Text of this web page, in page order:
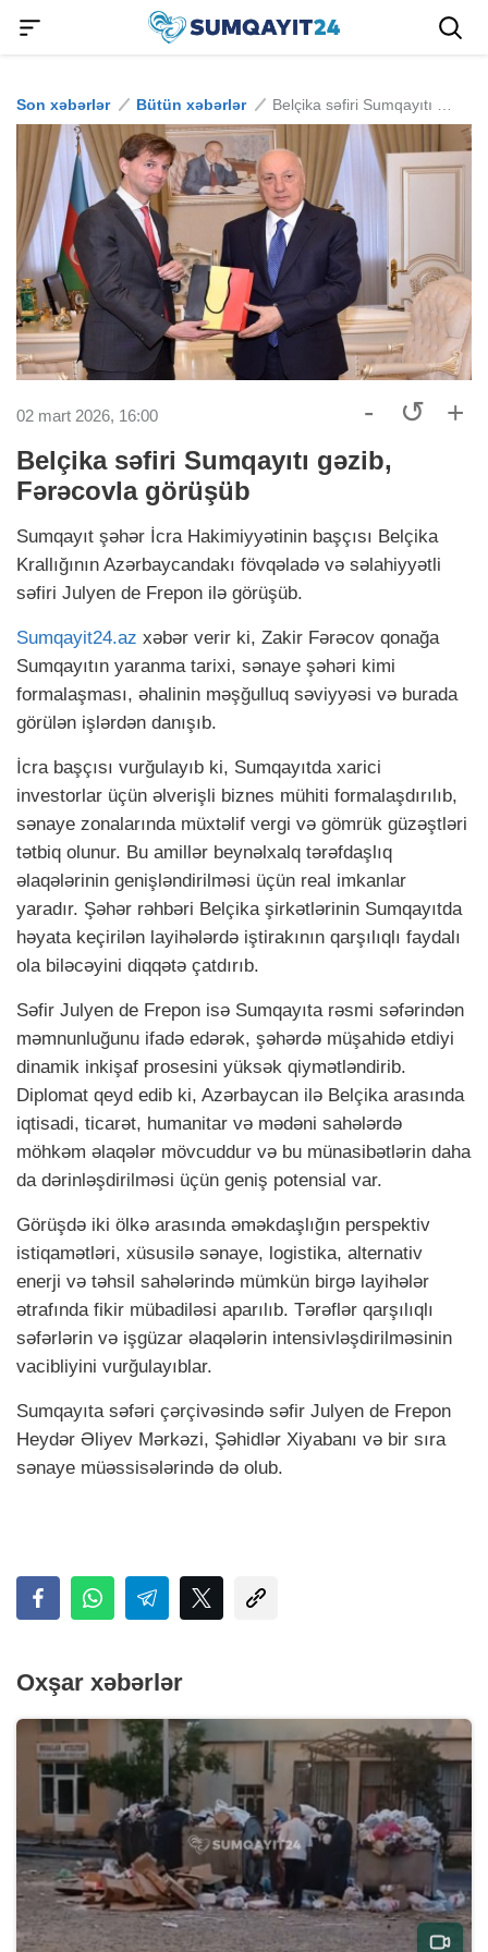
Son xəbərlər Bütün xəbərlər
02 mart 2026, 16:00 - ↺ +
Belçika səfiri Sumqayıtı gəzib,
Fərəcovla görüşüb
Sumqayıt şəhər İcra Hakimiyyətinin başçısı Belçika
Krallığının Azərbaycandakı fövqəladə və səlahiyyətli
səfiri Julyen de Frepon ilə görüşüb.
Sumqayit24.az xəbər verir ki, Zakir Fərəcov qonağa
Sumqayıtın yaranma tarixi, sənaye şəhəri kimi
formalaşması, əhalinin məşğulluq səviyyəsi və burada
görülən işlərdən danışıb.
İcra başçısı vurğulayıb ki, Sumqayıtda xarici
investorlar üçün əlverişli biznes mühiti formalaşdırılıb,
sənaye zonalarında müxtəlif vergi və gömrük güzəştləri
tətbiq olunur. Bu amillər beynəlxalq tərəfdaşlıq
əlaqələrinin genişləndirilməsi üçün real imkanlar
yaradır. Şəhər rəhbəri Belçika şirkətlərinin Sumqayıtda
həyata keçirilən layihələrdə iştirakının qarşılıqlı faydalı
ola biləcəyini diqqətə çatdırıb.
Səfir Julyen de Frepon isə Sumqayıta rəsmi səfərindən
məmnunluğunu ifadə edərək, şəhərdə müşahidə etdiyi
dinamik inkişaf prosesini yüksək qiymətləndirib.
Diplomat qeyd edib ki, Azərbaycan ilə Belçika arasında
iqtisadi, ticarət, humanitar və mədəni sahələrdə
möhkəm əlaqələr mövcuddur və bu münasibətlərin daha
da dərinləşdirilməsi üçün geniş potensial var.
Görüşdə iki ölkə arasında əməkdaşlığın perspektiv
istiqamətləri, xüsusilə sənaye, logistika, alternativ
enerji və təhsil sahələrində mümkün birgə layihələr
ətrafında fikir mübadiləsi aparılıb. Tərəflər qarşılıqlı
səfərlərin və işgüzar əlaqələrin intensivləşdirilməsinin
vacibliyini vurğulayıblar.
Sumqayıta səfəri çərçivəsində səfir Julyen de Frepon
Heydər Əliyev Mərkəzi, Şəhidlər Xiyabanı və bir sıra
sənaye müəssisələrində də olub.
Oxşar xəbərlər